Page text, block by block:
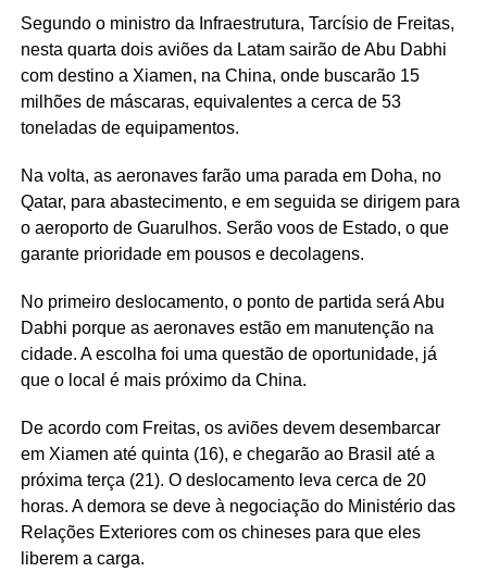
Segundo o ministro da Infraestrutura, Tarcísio de Freitas,
nesta quarta dois aviões da Latam sairão de Abu Dabhi
com destino a Xiamen, na China, onde buscarão 15
milhões de máscaras, equivalentes a cerca de 53
toneladas de equipamentos.
Na volta, as aeronaves farão uma parada em Doha, no
Qatar, para abastecimento, e em seguida se dirigem para
o aeroporto de Guarulhos. Serão voos de Estado, o que
garante prioridade em pousos e decolagens.
No primeiro deslocamento, o ponto de partida será Abu
Dabhi porque as aeronaves estão em manutenção na
cidade. A escolha foi uma questão de oportunidade, já
que o local é mais próximo da China.
De acordo com Freitas, os aviões devem desembarcar
em Xiamen até quinta (16), e chegarão ao Brasil até a
próxima terça (21). O deslocamento leva cerca de 20
horas. A demora se deve à negociação do Ministério das
Relações Exteriores com os chineses para que eles
liberem a carga.